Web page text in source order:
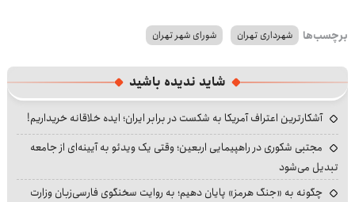
برچسب‌ها شهرداری تهران شورای شهر تهران
شاید ندیده باشید
آشکارترین اعتراف آمریکا به شکست در برابر ایران؛ ایده خلاقانه خریداریم!
مجتبی شکوری در راهپیمایی اربعین؛ وقتی یک ویدئو به آیینه‌ای از جامعه
تبدیل می‌شود
چگونه به «جنگ هرمز» پایان دهیم؛ به روایت سخنگوی فارسی‌زبان وزارت